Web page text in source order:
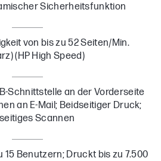
Sicherheitsfunktion
von bis zu 52 Seiten/Min.
(HP High Speed)
Schnittstelle an der Vorderseite
an E-Mail; Beidseitiger Druck;
Scannen
15 Benutzern; Druckt bis zu 7.500